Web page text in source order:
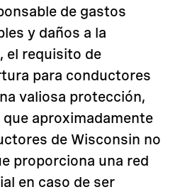
de gastos
y daños a la
el requisito de
para conductores
valiosa protección,
aproximadamente
de Wisconsin no
proporciona una red
en caso de ser